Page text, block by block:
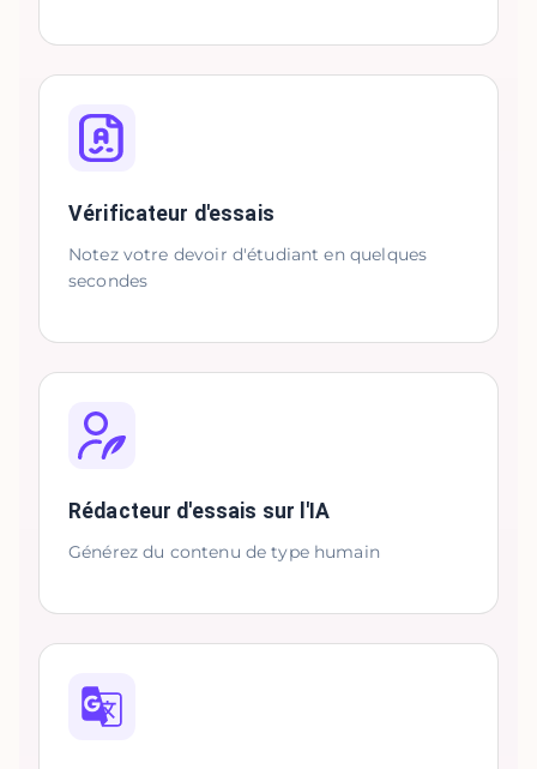
Vérificateur d'essais
Notez votre devoir d'étudiant en quelques
secondes
Rédacteur d'essais sur l'IA
Générez du contenu de type humain